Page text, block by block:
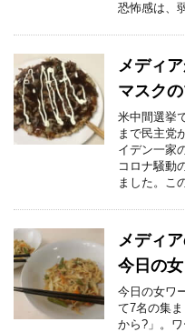
恐怖感は、
メディ
マスク
米中間選挙
まで民主党
イデン一家
コロナ騒動
ました。こ
メディ
今日の
今日の女ワ
て7名の集
から?」。